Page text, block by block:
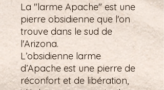
La "larme Apache" est une
pierre obsidienne que l'on
trouve dans le sud de
l'Arizona.
L’obsidienne larme
d’Apache est une pierre de
réconfort et de libération,